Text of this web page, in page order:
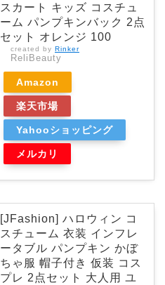
スカート キッズ コスチュ
ーム パンプキンバック 2点
セット オレンジ 100
created by Rinker
ReliBeauty
Amazon
楽天市場
Yahooショッピング
メルカリ
[JFashion] ハロウィン コ
スチューム 衣装 インフレ
ータブル パンプキン かぼ
ちゃ服 帽子付き 仮装 コス
プレ 2点セット 大人用 ユ